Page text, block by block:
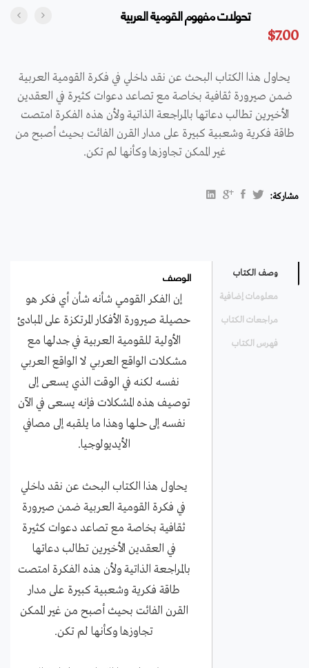
تحولات مفهوم القومية العربية
$7.00
يحاول هذا الكتاب البحث عن نقد داخلي في فكرة القومية العربية
ضمن صيرورة ثقافية بخاصة مع تصاعد دعوات كثيرة في العقدين
الأخيرين تطالب دعاتها بالمراجعة الذاتية ولأن هذه الفكرة امتصت
طاقة فكرية وشعبية كبيرة على مدار القرن الفائت بحيث أصبح من
غير الممكن تجاوزها وكأنها لم تكن.
مشاركة:
وصف الكتاب
معلومات إضافية
مراجعات الكتاب
فهرس الكتاب
الوصف
إن الفكر القومي شأنه شأن أي فكر هو
حصيلة صيرورة الأفكار المرتكزة على المبادئ
الأولية للقومية العربية في جدلها مع
مشكلات الواقع العربي لا الواقع العربي
نفسه لكنه في الوقت الذي يسعى إلى
توصيف هذه المشكلات فإنه يسعى في الآن
نفسه إلى حلها وهذا ما يلقبه إلى مصافي
الأيديولوجيا.
يحاول هذا الكتاب البحث عن نقد داخلي
في فكرة القومية العربية ضمن صيرورة
ثقافية بخاصة مع تصاعد دعوات كثيرة
في العقدين الأخيرين تطالب دعاتها
بالمراجعة الذاتية ولأن هذه الفكرة امتصت
طاقة فكرية وشعبية كبيرة على مدار
القرن الفائت بحيث أصبح من غير الممكن
تجاوزها وكأنها لم تكن.